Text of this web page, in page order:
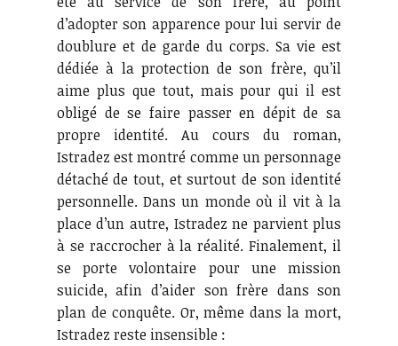
d’adopter son apparence pour lui servir de
doublure et de garde du corps. Sa vie est
dédiée à la protection de son frère, qu’il
aime plus que tout, mais pour qui il est
obligé de se faire passer en dépit de sa
propre identité. Au cours du roman,
Istradez est montré comme un personnage
détaché de tout, et surtout de son identité
personnelle. Dans un monde où il vit à la
place d’un autre, Istradez ne parvient plus
à se raccrocher à la réalité. Finalement, il
se porte volontaire pour une mission
suicide, afin d’aider son frère dans son
plan de conquête. Or, même dans la mort,
Istradez reste insensible :